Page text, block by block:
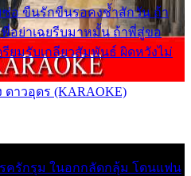
อ ขืนรักขืนรอคงช้ำสักวัน ถ้า
พี่อย่าเฉยรีบมาหมั้น ถ้าพี่สู่ขอ
ยมรับเกลียวสัมพันธ์ ผิดหวังไม่
าวอุดร (KARAOKE)
รครักรุม ในอกกลัดกลุ้ม โดนแฟน